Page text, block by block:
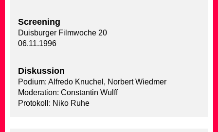
Screening
Duisburger Filmwoche 20
06.11.1996
Diskussion
Podium: Alfredo Knuchel, Norbert Wiedmer
Moderation: Constantin Wulff
Protokoll: Niko Ruhe